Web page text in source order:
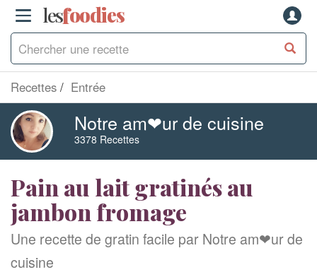
lesfoodies
Recettes Entrée
Notre am❤ur de cuisine
3378 Recettes
Pain au lait gratinés au
jambon fromage
Une recette de gratin facile par Notre am❤ur de
cuisine